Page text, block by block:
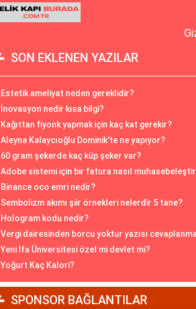
SON EKLENEN YAZILAR
Estetik ameliyat neden gereklidir?
İnovasyon nedir kısa bilgi?
Kağıttan fiyonk yapmak için kaç kat gerekir?
Aleyna Kalaycıoğlu Dominik'te ne yapıyor?
60 gram şekerde kaç küp şeker var?
Adobe sistemi için bir fatura nasıl
Binance oco emri nedir?
Sembolizm akımı şiir örnekleri nelerdir 5 tane?
Hologram kodu nedir?
Vergi dairesinden borcu yoktur yazısı
Yeni İfa Üniversitesi özel mi devlet mi?
Yoğurt Kaç Kalori?
SPONSOR BAĞLANTILAR